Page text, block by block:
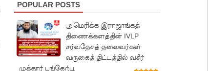
POPULAR POSTS
அமெரிக்க இராஜாங்கத்
திணைக்களத்தின் IVLP
சர்வதேசத் தலைவர்கள்
வருகைத் திட்டத்தில் வசீர்
முக்தார் பங்கேற்பு.